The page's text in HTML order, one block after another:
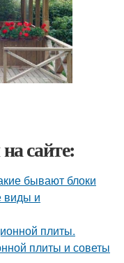
сайте:
бывают блоки
виды и
плиты.
плиты и советы